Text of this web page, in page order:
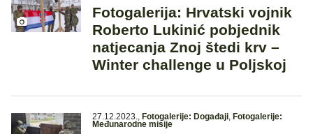
Fotogalerija: Hrvatski vojnik
Roberto Lukinić pobjednik
natjecanja Znoj štedi krv –
Winter challenge u Poljskoj
27.12.2023., Fotogalerije: Događaji, Fotogalerije:
Međunarodne misije